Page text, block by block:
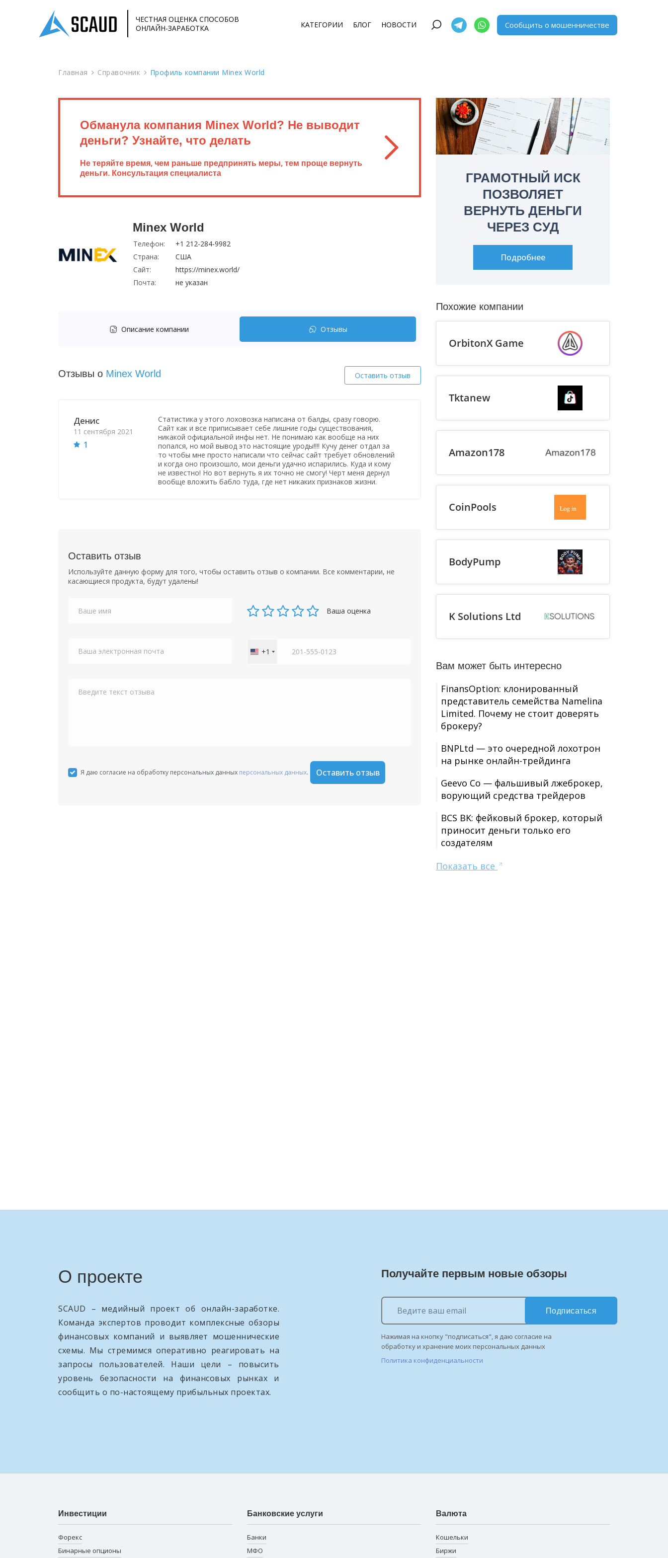
ЧЕСТНАЯ ОЦЕНКА СПОСОБОВ
ОНЛАЙН-ЗАРАБОТКА
КАТЕГОРИИ БЛОГ НОВОСТИ Сообщить о мошенничестве
Главная Справочник Профиль компании Minex World
Обманула компания Minex World? Не выводит
деньги? Узнайте, что делать
Не теряйте время, чем раньше предпринять меры, тем проще вернуть
деньги. Консультация специалиста
Minex World
Телефон:
+1 212-284-9982
Страна:
США
Сайт:
https://minex.world/
Почта:
не указан
Описание компании Отзывы
Отзывы о Minex World Оставить отзыв
Денис
11 сентября 2021
1
Статистика у этого лоховозка написана от балды, сразу говорю.
Сайт как и все приписывает себе лишние годы существования,
никакой официальной инфы нет. Не понимаю как вообще на них
попался, но мой вывод это настоящие уроды!!!! Кучу денег отдал за
то чтобы мне просто написали что сейчас сайт требует обновлений
и когда оно произошло, мои деньги удачно испарились. Куда и кому
не известно! Но вот вернуть я их точно не смогу! Черт меня дернул
вообще вложить бабло туда, где нет никаких признаков жизни.
Оставить отзыв
Используйте данную форму для того, чтобы оставить отзыв о компании. Все комментарии, не
касающиеся продукта, будут удалены!
Ваша оценка
United
+1
Я даю согласие на обработку персональных данных персональных данных. Оставить отзыв
ГРАМОТНЫЙ ИСК
ПОЗВОЛЯЕТ
ВЕРНУТЬ ДЕНЬГИ
ЧЕРЕЗ СУД
Подробнее
Похожие компании
OrbitonX Game
Tktanew
Amazon178
CoinPools
BodyPump
K Solutions Ltd
Вам может быть интересно
FinansOption: клонированный
представитель семейства Namelina
Limited. Почему не стоит доверять
брокеру?
BNPLtd — это очередной лохотрон
на рынке онлайн-трейдинга
Geevo Co — фальшивый лжеброкер,
ворующий средства трейдеров
BCS BK: фейковый брокер, который
приносит деньги только его
создателям
Показать все
О проекте
SCAUD – медийный проект об онлайн-заработке.
Команда экспертов проводит комплексные обзоры
финансовых компаний и выявляет мошеннические
схемы. Мы стремимся оперативно реагировать на
запросы пользователей. Наши цели – повысить
уровень безопасности на финансовых рынках и
сообщить о по-настоящему прибыльных проектах.
Получайте первым новые обзоры
Подписаться
Нажимая на кнопку "подписаться", я даю согласие на
обработку и хранение моих персональных данных
Политика конфиденциальности
Инвестиции
Форекс
Бинарные опционы
Банковские услуги
Банки
МФО
Валюта
Кошельки
Биржи